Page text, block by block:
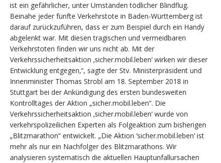
ist ein gefährlicher, unter Umständen tödlicher Blindflug.
Beinahe jeder fünfte Verkehrstote in Baden-Württemberg ist
darauf zurückzuführen, dass er zum Beispiel durch ein Handy
abgelenkt war. Mit diesen tragischen und vermeidbaren
Verkehrstoten finden wir uns nicht ab. Mit der
Verkehrssicherheitsaktion ‚sicher.mobil.leben‘ wirken wir dieser
Entwicklung entgegen‚“, sagte der Stv. Ministerpräsident und
Innenminister Thomas Strobl am 18. September 2018 in
Stuttgart bei der Ankündigung des ersten bundesweiten
Kontrolltages der Aktion „sicher.mobil.leben“. Die
Verkehrssicherheitsaktion ‚sicher.mobil.leben‘ wurde von
verkehrspolizeilichen Experten als Folgeaktion zum bisherigen
„Blitzmarathon“ entwickelt. „Die Aktion ‘sicher.mobil.leben‘ ist
mehr als nur ein Nachfolger des Blitzmarathons. Wir
analysieren systematisch die aktuellen Hauptunfallursachen